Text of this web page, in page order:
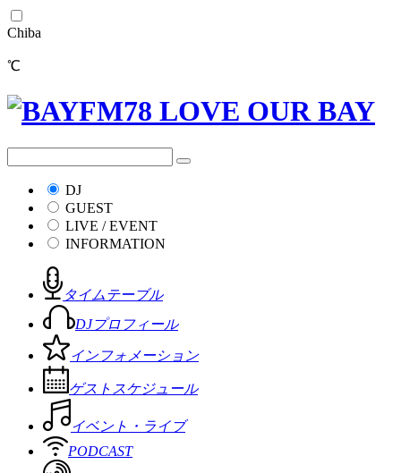
Chiba
℃
DJ
GUEST
LIVE / EVENT
INFORMATION
タイムテーブル
DJプロフィール
インフォメーション
ゲストスケジュール
イベント・ライブ
PODCAST